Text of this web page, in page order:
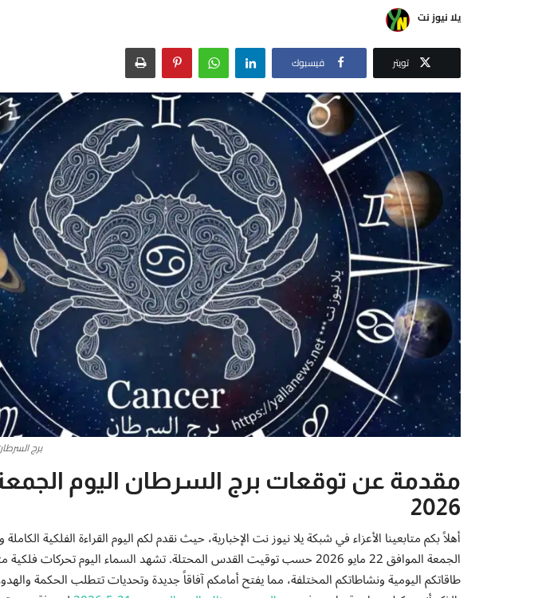
يلا نيوز نت
تويتر فيسبوك
برج
2026
أهلاً بكم متابعينا الأعزاء في شبكة يلا نيوز نت الإخبارية، حيث نقدم لكم اليوم القراءة الفلكية
الجمعة الموافق 22 مايو 2026 حسب توقيت القدس المحتلة. تشهد السماء اليوم
طاقاتكم اليومية ونشاطاتكم المختلفة، مما يفتح أمامكم آفاقاً جديدة وتحديات تتطلب الحكمة